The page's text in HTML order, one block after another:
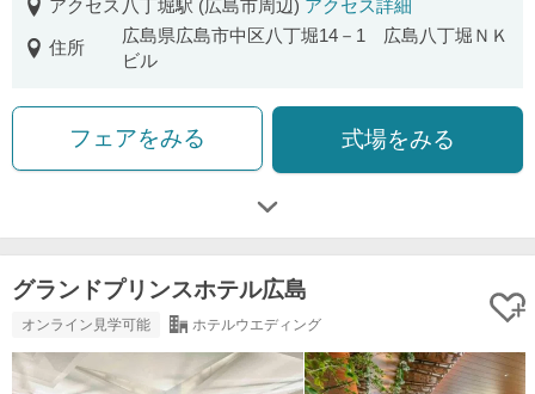
アクセス 八丁堀駅 (広島市周辺) アクセス詳細
住所
広島県広島市中区八丁堀14－1 広島八丁堀ＮＫ
ビル
フェアをみる 式場をみる
グランドプリンスホテル広島
オンライン見学可能 ホテルウエディング